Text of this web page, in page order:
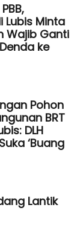
Lubis Minta
Wajib Ganti
ke
Pohon
BRT
DLH
‘Buang
Lantik